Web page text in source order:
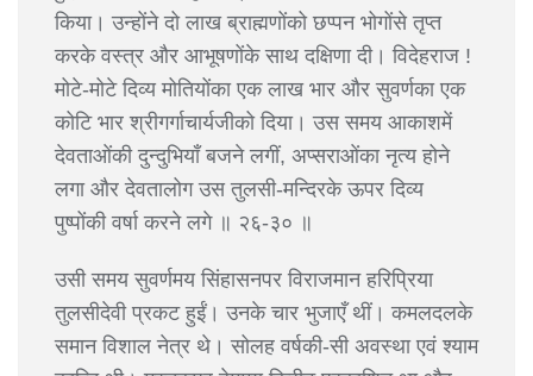
किया। उन्होंने दो लाख ब्राह्मणोंको छप्पन भोगोंसे तृप्त
करके वस्त्र और आभूषणोंके साथ दक्षिणा दी। विदेहराज !
मोटे-मोटे दिव्य मोतियोंका एक लाख भार और सुवर्णका एक
कोटि भार श्रीगर्गाचार्यजीको दिया। उस समय आकाशमें
देवताओंकी दुन्दुभियाँ बजने लगीं, अप्सराओंका नृत्य होने
लगा और देवतालोग उस तुलसी-मन्दिरके ऊपर दिव्य
पुष्पोंकी वर्षा करने लगे ॥ २६-३० ॥
उसी समय सुवर्णमय सिंहासनपर विराजमान हरिप्रिया
तुलसीदेवी प्रकट हुईं। उनके चार भुजाएँ थीं। कमलदलके
समान विशाल नेत्र थे। सोलह वर्षकी-सी अवस्था एवं श्याम